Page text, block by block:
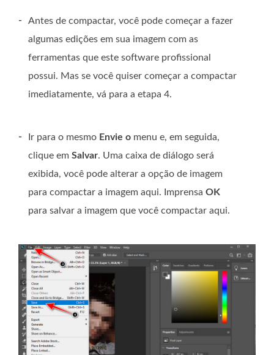
-
Antes de compactar, você pode começar a fazer
algumas edições em sua imagem com as
ferramentas que este software profissional
possui. Mas se você quiser começar a compactar
imediatamente, vá para a etapa 4.
- Ir para o mesmo Envie o menu e, em seguida,
clique em Salvar. Uma caixa de diálogo será
exibida, você pode alterar a opção de imagem
para compactar a imagem aqui. Imprensa OK
para salvar a imagem que você compactar aqui.